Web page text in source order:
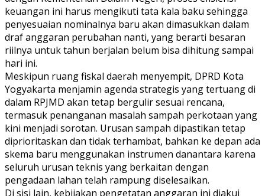
keuangan ini harus mengikuti tata kala baku sehingga
penyesuaian nominalnya baru akan dimasukkan dalam
draf anggaran perubahan nanti, yang berarti besaran
riilnya untuk tahun berjalan belum bisa dihitung sampai
hari ini.
Meskipun ruang fiskal daerah menyempit, DPRD Kota
Yogyakarta menjamin agenda strategis yang tertuang di
dalam RPJMD akan tetap bergulir sesuai rencana,
termasuk penanganan masalah sampah perkotaan yang
kini menjadi sorotan. Urusan sampah dipastikan tetap
diprioritaskan dan tidak terhambat, bahkan ke depan ada
skema baru menggunakan instrumen danantara karena
seluruh urusan teknis yang berkaitan dengan
pengadaan lahan telah rampung diselesaikan.
Di sisi lain, kebijakan pengetatan anggaran ini diakui